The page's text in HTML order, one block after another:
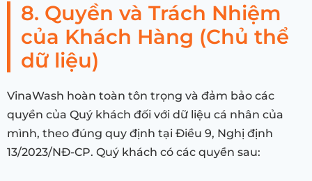
8. Quyền và Trách Nhiệm
của Khách Hàng (Chủ thể
dữ liệu)
VinaWash hoàn toàn tôn trọng và đảm bảo các
quyền của Quý khách đối với dữ liệu cá nhân của
mình, theo đúng quy định tại Điều 9, Nghị định
13/2023/NĐ-CP. Quý khách có các quyền sau: